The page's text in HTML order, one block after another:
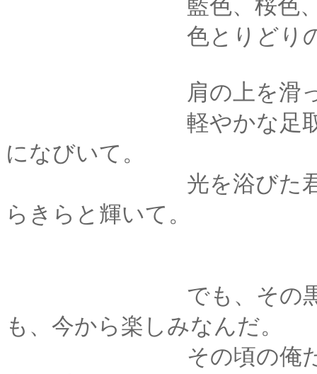
藍色、桜色、さん
色とりどりのリボ
肩の上を滑って、
軽やかな足取りとと
になびいて。
光を浴びた君が笑う
らきらと輝いて。
でも、その黒髪が真
も、今から楽しみなんだ。
その頃の俺たちは、